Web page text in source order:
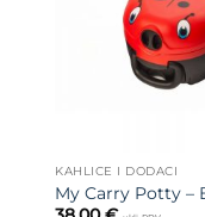
KAHLICE I DODACI
My Carry Potty –